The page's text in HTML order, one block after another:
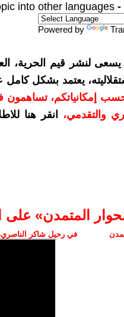
-
into other languages
Powered by
لنشر قيم الحرية،
يعتمد بشكل
أو أكثر حسب إمكانياتكم،
والتقدمي،
انقر هنا
المتمدن» على
في رحيل شاكر